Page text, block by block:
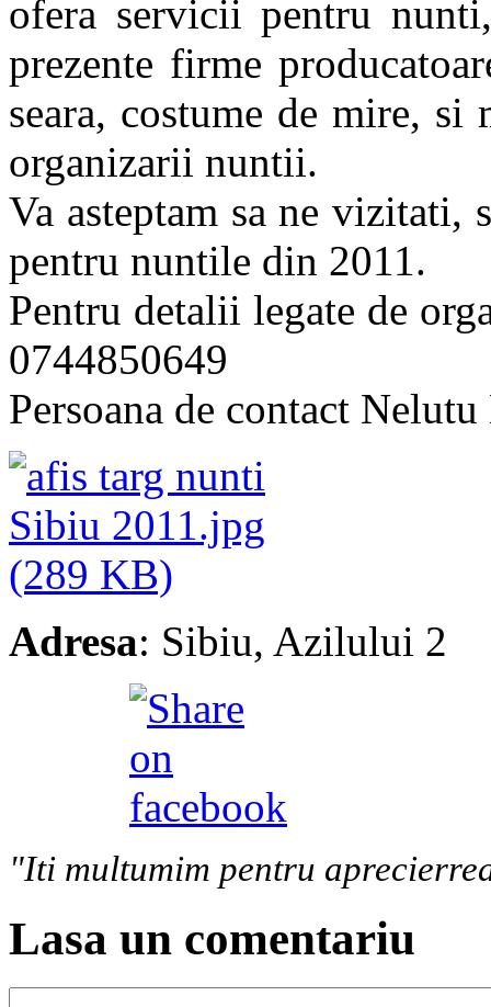
ofera servicii pentru
prezente firme
seara, costume de mire, si
organizarii nuntii.
Va asteptam sa ne vizitati,
pentru nuntile din 2011.
Pentru detalii legate de
0744850649
Persoana de contact
Adresa: Sibiu, Azilului 2
"Iti multumim pentru
Lasa un comentariu